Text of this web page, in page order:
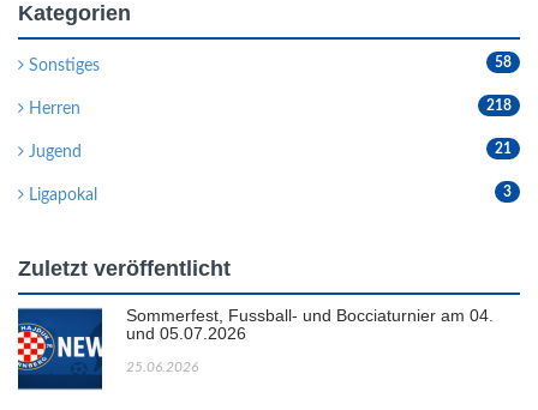
Kategorien
Sonstiges 58
Herren 218
Jugend 21
Ligapokal 3
Zuletzt veröffentlicht
Sommerfest, Fussball- und Bocciaturnier am 04.
und 05.07.2026
25.06.2026